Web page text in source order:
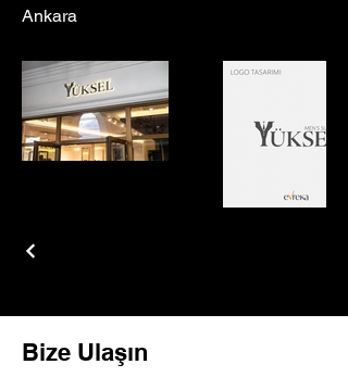
Ankara
Bize Ulaşın